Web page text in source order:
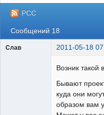
РСС
Сообщений 18
Слав 2011-05-18
Возник такой
Бывают
куда они
образом вам